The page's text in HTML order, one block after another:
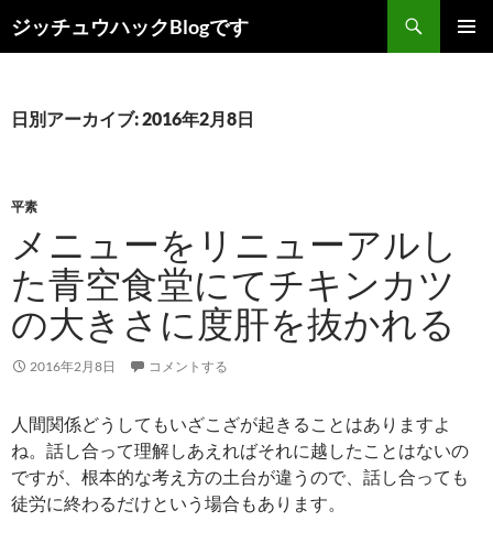
ン
ツ
キ
ジッチュウハックBlogです
索
日別アーカイブ: 2016年2月8日
平素
メニューをリニューアルし
た青空食堂にてチキンカツ
の大きさに度肝を抜かれる
2016年2月8日 コメントする
人間関係どうしてもいざこざが起きることはありますよ
ね。話し合って理解しあえればそれに越したことはないの
ですが、根本的な考え方の土台が違うので、話し合っても
徒労に終わるだけという場合もあります。